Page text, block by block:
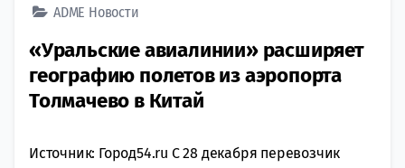
ADME Новости
«Уральские авиалинии» расширяет
географию полетов из аэропорта
Толмачево в Китай
Источник: Город54.ru С 28 декабря перевозчик